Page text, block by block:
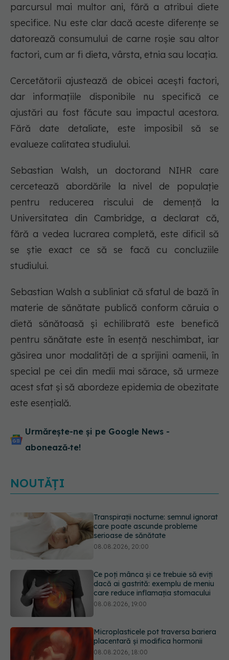
parcursul mai multor ani, fără a atribui diete
specifice. Nu este clar dacă aceste diferențe se
datorează consumului de carne roșie sau altor
factori, cum ar fi dieta, vârsta, etnia sau locația.
Cercetătorii ajustează de obicei acești factori,
dar informațiile disponibile nu specifică ce
ajustări au fost făcute sau impactul acestora.
Fără date detaliate, este imposibil să se
evalueze calitatea studiului.
Sebastian Walsh, un doctorand NIHR care
cercetează abordările la nivel de populație
pentru reducerea riscului de demență la
Universitatea din Cambridge, a declarat că,
fără a vedea lucrarea completă, este dificil să
se știe exact ce să se facă cu concluziile
studiului.
Sebastian Walsh a subliniat că sfatul de bază în
materie de sănătate publică conform căruia o
dietă sănătoasă și echilibrată este benefică
pentru sănătate este în esență neschimbat, iar
găsirea unor modalități de a sprijini oamenii, în
special pe cei din medii mai sărace, să urmeze
acest sfat și să abordeze epidemia de obezitate
este esențială.
Urmărește-ne și pe Google News -
abonează‑te!
NOUTĂȚI
Ce poți mânca și ce trebuie să eviți
dacă ai gastrită: exemplu de meniu
care reduce inflamația stomacului
08.08.2026, 19:00
Microplasticele pot traversa bariera
placentară și modifica hormonii
08.08.2026, 18:00
Trucul genial cu ceai negru pentru
păr. Tot mai multe femei îl adoră
08.08.2026, 17:00